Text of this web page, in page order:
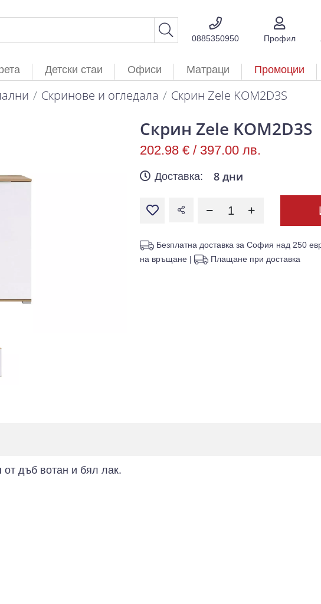
0885350950 Профил
Детски стаи Офиси Матраци Промоции
Скринове и огледала Скрин Zele KOM2D3S
Скрин Zele KOM2D3S
202.98 € / 397.00 лв.
Доставка: 8 дни
Безплатна доставка за София над 250
на връщане | Плащане при доставка
дъб вотан и бял лак.